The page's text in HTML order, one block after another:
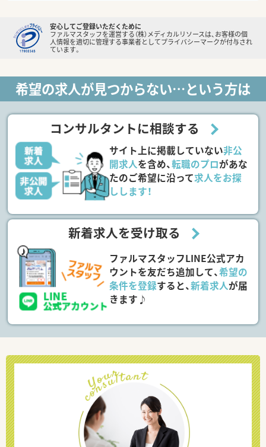
安心してご登録いただくために
ファルマスタッフを運営する（株）メディカルリソースは、お客様の個
人情報を適切に管理する事業者としてプライバシーマークが付与され
ています。
希望の求人が見つからない…という方は
コンサルタントに相談する
サイト上に掲載していない非公
開求人を含め、転職のプロがあな
たのご希望に沿って求人をお探
しします！
新着求人を受け取る
ファルマスタッフLINE公式アカ
ウントを友だち追加して、希望の
条件を登録すると、新着求人が届
きます♪